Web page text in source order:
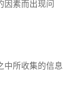
因素而出现问
中所收集的信息